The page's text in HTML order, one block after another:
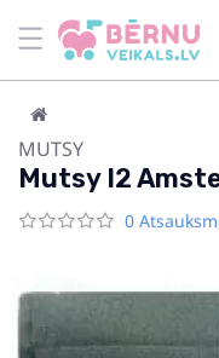
MUTSY
Mutsy I2
0